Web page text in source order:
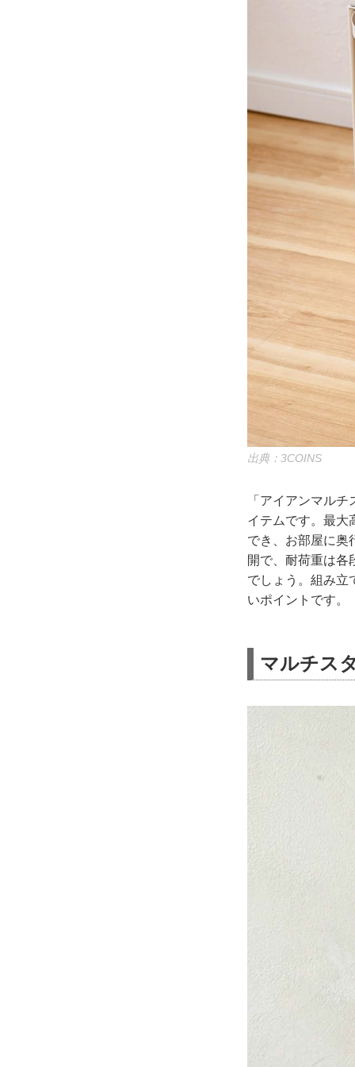
出典：3COINS
「アイアンマル
イテムです。最大
でき、お部屋に奥
開で、耐荷重は各
でしょう。組み立
いポイントです。
マルチス